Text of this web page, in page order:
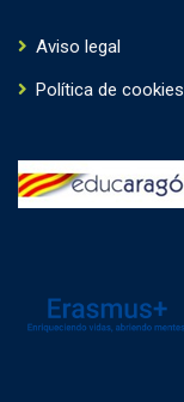
Aviso legal
Política de cookies